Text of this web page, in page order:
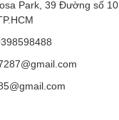
suất đo AC/DC
600 V
Park, 39 Đường số